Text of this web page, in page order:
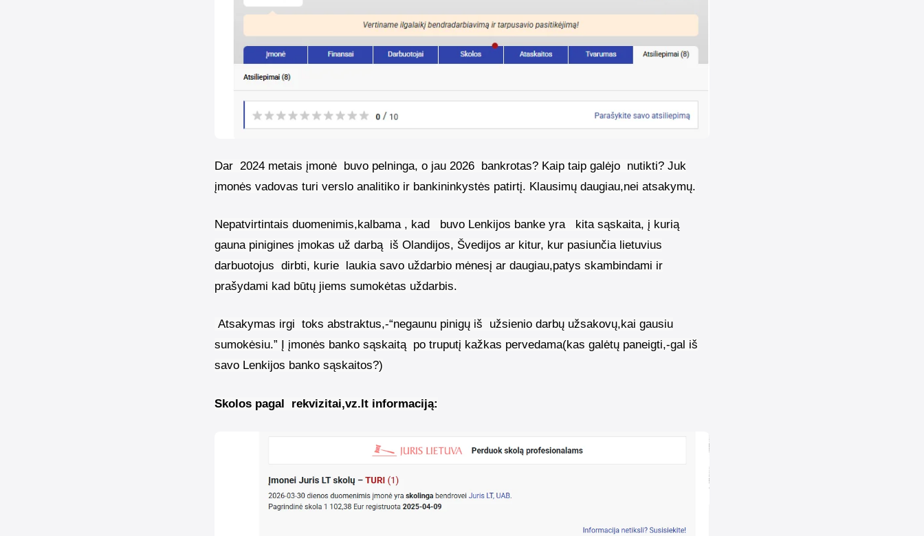
Dar 2024 metais įmonė buvo pelninga, o jau 2026 bankrotas? Kaip taip galėjo nutikti? Juk
įmonės vadovas turi verslo analitiko ir bankininkystės patirtį. Klausimų daugiau,nei atsakymų.
Nepatvirtintais duomenimis,kalbama , kad buvo Lenkijos banke yra
kita sąskaita, į kurią
gauna pinigines įmokas už darbą iš Olandijos, Švedijos ar kitur, kur pasiunčia lietuvius
darbuotojus dirbti, kurie
laukia savo uždarbio mėnesį ar daugiau,patys skambindami ir
prašydami kad būtų jiems sumokėtas uždarbis.
Atsakymas irgi toks abstraktus,-“negaunu pinigų iš
užsienio darbų užsakovų,kai gausiu
sumokėsiu.” Į įmonės banko sąskaitą po truputį kažkas pervedama(kas galėtų paneigti,-gal iš
savo Lenkijos banko sąskaitos?)
Skolos pagal rekvizitai,vz.lt informaciją: